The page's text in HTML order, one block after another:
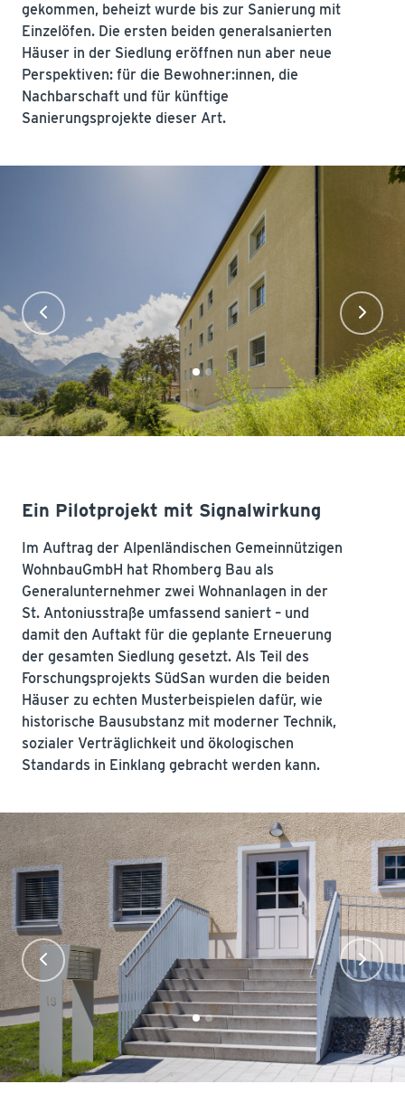
gekommen, beheizt wurde bis zur Sanierung mit
Einzelöfen. Die ersten beiden generalsanierten
Häuser in der Siedlung eröffnen nun aber neue
Perspektiven: für die Bewohner:innen, die
Nachbarschaft und für künftige
Sanierungsprojekte dieser Art.
Ein Pilotprojekt mit Signalwirkung
Im Auftrag der Alpenländischen Gemeinnützigen
WohnbauGmbH hat Rhomberg Bau als
Generalunternehmer zwei Wohnanlagen in der
St. Antoniusstraße umfassend saniert – und
damit den Auftakt für die geplante Erneuerung
der gesamten Siedlung gesetzt. Als Teil des
Forschungsprojekts SüdSan wurden die beiden
Häuser zu echten Musterbeispielen dafür, wie
historische Bausubstanz mit moderner Technik,
sozialer Verträglichkeit und ökologischen
Standards in Einklang gebracht werden kann.